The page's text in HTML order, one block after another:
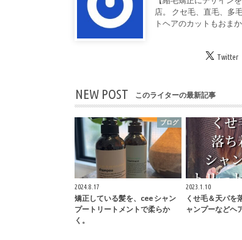
店。 クセ毛、直毛、多
トヘアのカットもおま
Twitter
NEW POST このライターの最新記事
ブログ
2024.8.17
矯正している髪を、cee シャン
プートリートメントで柔らか
く。
2023.1.10
くせ毛＆天パを
ャンプーなどヘ